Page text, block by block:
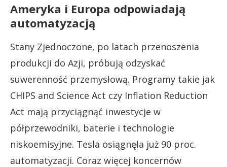
Ameryka i Europa odpowiadają
automatyzacją
Stany Zjednoczone, po latach przenoszenia
produkcji do Azji, próbują odzyskać
suwerenność przemysłową. Programy takie jak
CHIPS and Science Act czy Inflation Reduction
Act mają przyciągnąć inwestycje w
półprzewodniki, baterie i technologie
niskoemisyjne. Tesla osiągnęła już 90 proc.
automatyzacji. Coraz więcej koncernów